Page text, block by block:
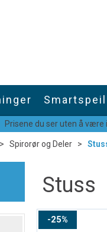
Smartspeil
Prisene du ser uten å
> Spirorør og Deler >
Stuss
25%